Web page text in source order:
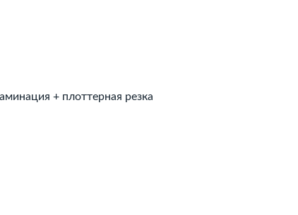
+ плоттерная резка